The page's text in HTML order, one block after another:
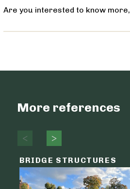
Are you interested to know more,
More references
BRIDGE STRUCTURES